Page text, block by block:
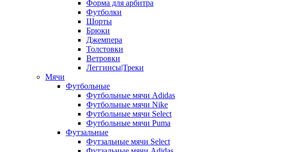
Форма для арбитра
Футболки
Шорты
Брюки
Джемпера
Толстовки
Ветровки
Леггинсы|Треки
Мячи
Футбольные
Футбольные мячи Adidas
Футбольные мячи Nike
Футбольные мячи Select
Футбольные мячи Puma
Футзальные
Футзальные мячи Select